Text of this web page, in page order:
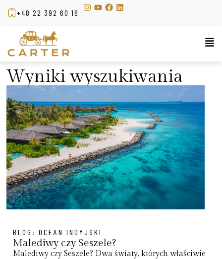
+48 22 392 60 16
Wyniki wyszukiwania
BLOG:OCEAN INDYJSKI
Malediwy czy Seszele?
Malediwy czy Seszele? Dwa światy, których właściwie